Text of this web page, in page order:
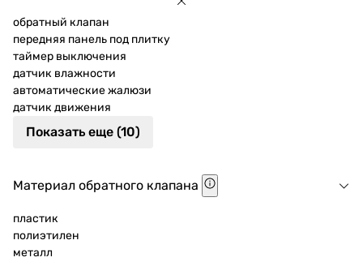
обратный клапан
передняя панель под плитку
таймер выключения
датчик влажности
автоматические жалюзи
датчик движения
Показать еще (10)
Материал обратного клапана
пластик
полиэтилен
металл